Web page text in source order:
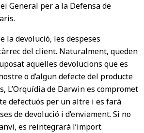
General per a la Defensa de
la devolució, les despeses
del client. Naturalment, queden
aquelles devolucions que es
o d’algun defecte del producte
L’Orquídia de Darwin es compromet
defectuós per un altre i es farà
de devolució i d’enviament. Si no
es reintegrarà l’import.